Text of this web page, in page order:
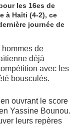
les 16es de
à Haïti (4-2), ce
journée de
hommes de
déjà
avec les
bousculés.
ouvrant le score
Yassine Bounou.
leurs repères